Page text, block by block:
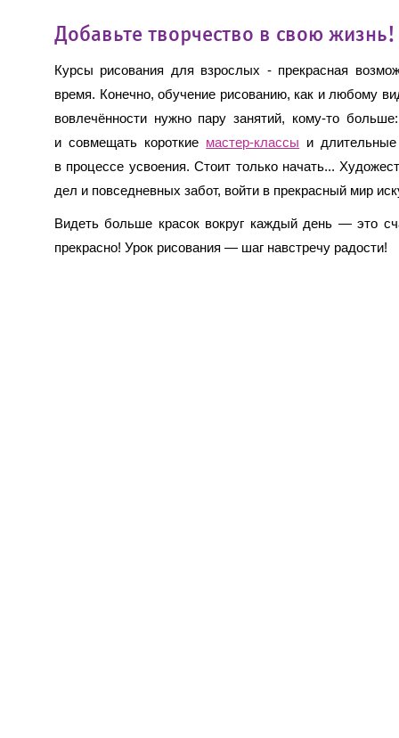
Добавьте творчество в свою жизнь!
Курсы рисования для взрослых - прекрасная
время. Конечно, обучение рисованию, как и любому
вовлечённости нужно пару занятий, кому-то
и совмещать короткие мастер-классы и
в процессе усвоения. Стоит только начать...
дел и повседневных забот, войти в прекрасный мир
Видеть больше красок вокруг каждый день — это
прекрасно! Урок рисования — шаг навстречу радости!